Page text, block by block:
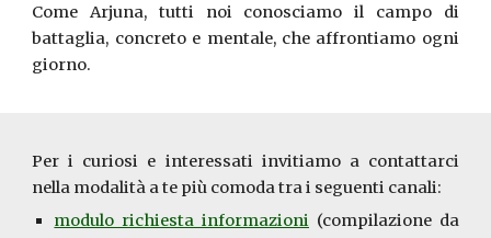
Come Arjuna, tutti noi conosciamo il campo di
battaglia, concreto e mentale, che affrontiamo ogni
giorno.
Per i curiosi e interessati invitiamo a contattarci
nella modalità a te più comoda tra i seguenti canali:
modulo richiesta informazioni (compilazione da